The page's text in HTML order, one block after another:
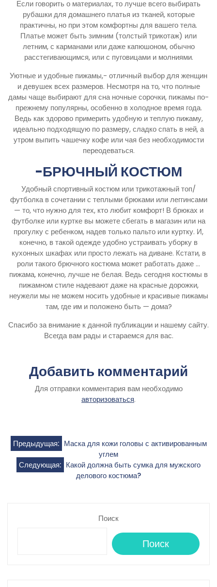
Если говорить о материалах, то лучше всего выбирать
рубашки для домашнего платья из тканей, которые
практичны, но при этом комфортны для вашего тела.
Платье может быть зимним (толстый трикотаж) или
летним, с карманами или даже капюшоном, обычно
расстегивающимся, или с пуговицами и молниями.
Уютные и удобные пижамы,- отличный выбор для женщин
и девушек всех размеров. Несмотря на то, что полные
дамы чаще выбирают для сна ночные сорочки, пижамы по-
прежнему популярны, особенно в холодное время года.
Ведь как здорово примерить удобную и теплую пижаму,
идеально подходящую по размеру, сладко спать в ней, а
утром выпить чашечку кофе или чая без необходимости
переодеваться.
-БРЮЧНЫЙ КОСТЮМ
Удобный спортивный костюм или трикотажный топ/
футболка в сочетании с теплыми брюками или леггинсами
— то, что нужно для тех, кто любит комфорт! В брюках и
футболке или куртке вы можете сбегать в магазин или на
прогулку с ребенком, надев только пальто или куртку. И,
конечно, в такой одежде удобно устраивать уборку в
кухонных шкафах или просто лежать на диване. Кстати, в
роли такого брючного костюма может работать даже …
пижама, конечно, лучше не белая. Ведь сегодня костюмы в
пижамном стиле надевают даже на красные дорожки,
неужели мы не можем носить удобные и красивые пижамы
там, где им и положено быть — дома?
Спасибо за внимание к данной публикации и нашему сайту.
Всегда вам рады и стараемся для вас.
Добавить комментарий
Для отправки комментария вам необходимо
авторизоваться.
Навигация
по
Предыдущая: Маска для кожи головы с активированным
углем
Следующая: Какой должна быть сумка для мужского
делового костюма?
Поиск
Поиск